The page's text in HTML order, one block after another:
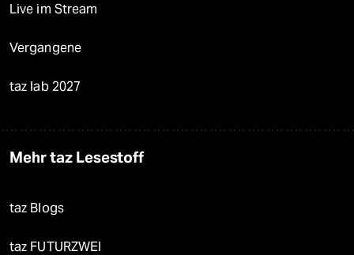
Live im Stream
Vergangene
taz lab 2027
Mehr taz Lesestoff
taz Blogs
taz FUTURZWEI